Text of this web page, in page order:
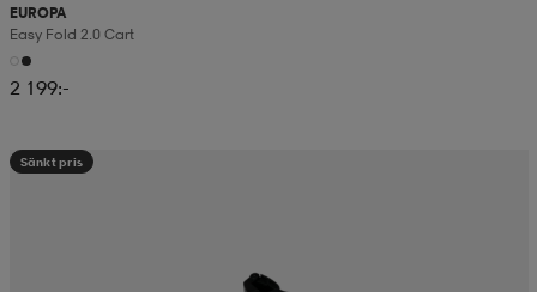
EUROPA
Easy Fold 2.0 Cart
2 199:-
Sänkt pris